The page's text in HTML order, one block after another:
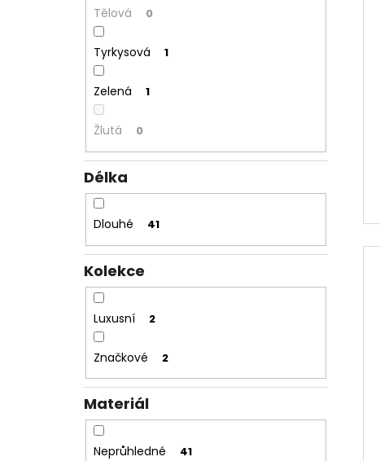
Tělová 0
Tyrkysová 1
Zelená 1
Žlutá 0
Délka
Dlouhé 41
Kolekce
Luxusní 2
Značkové 2
Materiál
Neprůhledné 41